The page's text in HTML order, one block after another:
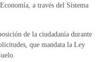
a través del Sistema
de la ciudadanía durante
que mandata la Ley